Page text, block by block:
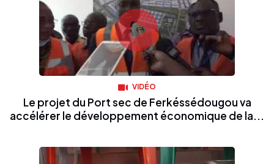
VIDÉO
Le projet du Port sec de Ferkéssédougou va
accélérer le développement économique de la...